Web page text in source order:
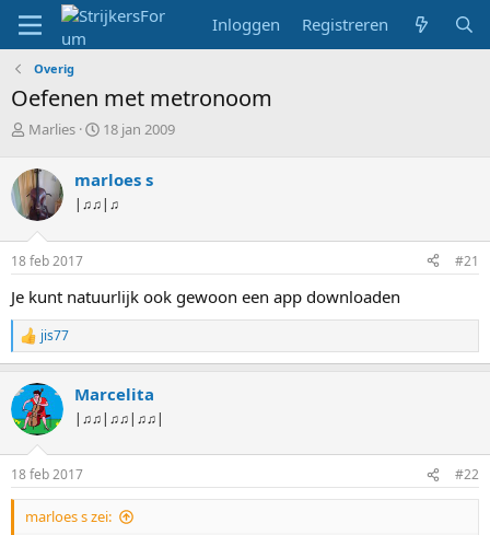
Inloggen Registreren
Overig
Oefenen met metronoom
T
p
i
c
s
t
a
t
e
r
Marlies
S
r
a
m
18 jan 2009
marloes s
|♫♫|♫
18 feb 2017 #21
Je kunt natuurlijk ook gewoon een app downloaden
W
a
r
d
e
n
g
jis77
Marcelita
|♫♫|♫♫|♫♫|
18 feb 2017 #22
marloes s zei: